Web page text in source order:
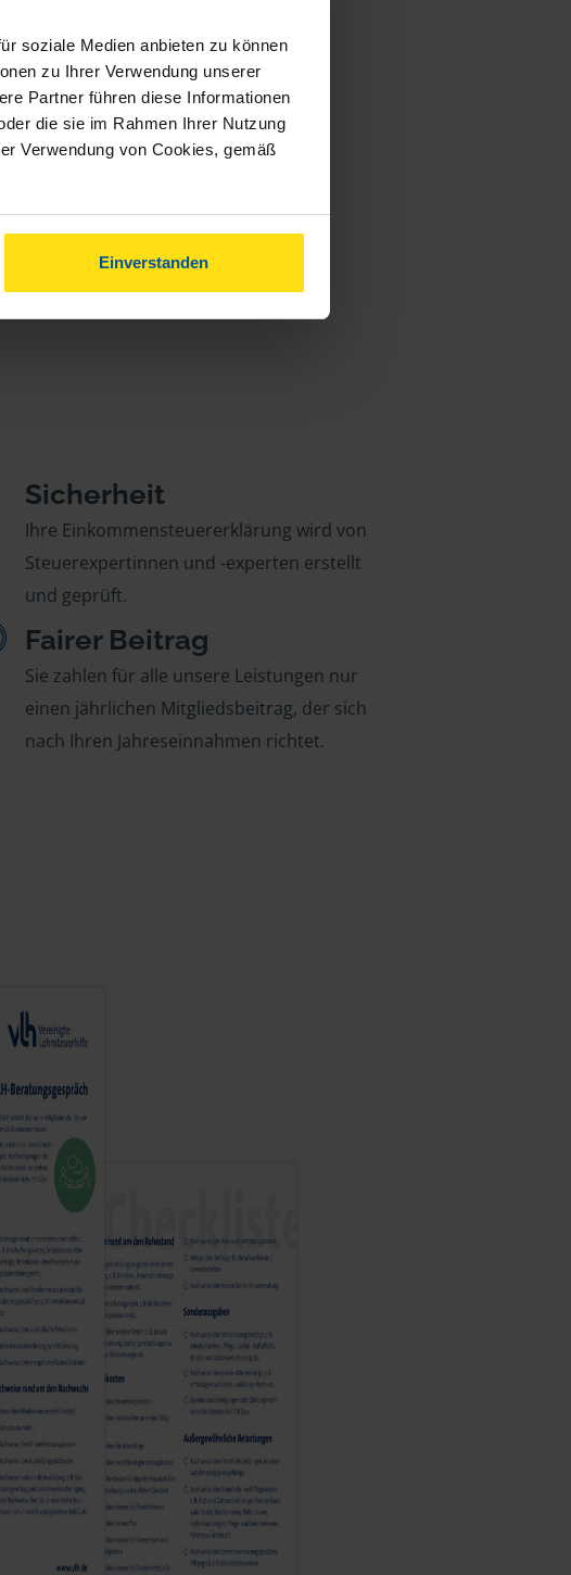
soziale Medien anbieten zu können
zu Ihrer Verwendung unserer
Partner führen diese Informationen
die sie im Rahmen Ihrer Nutzung
Verwendung von Cookies, gemäß
Einverstanden
Sicherheit
Ihre Einkommensteuererklärung wird von
Steuerexpertinnen und -experten erstellt
und geprüft.
Fairer Beitrag
Sie zahlen für alle unsere Leistungen nur
einen jährlichen Mitgliedsbeitrag, der sich
nach Ihren Jahreseinnahmen richtet.